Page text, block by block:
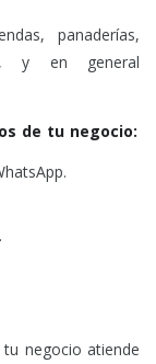
panaderías,
y en general
de tu negocio:
negocio atiende